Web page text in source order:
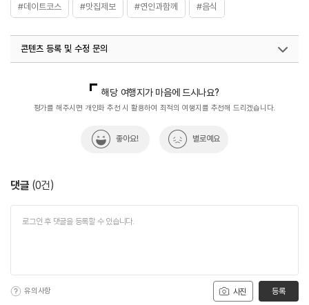
#데이트코스 #맛집제보 #연인과함께 #음식
콘텐츠 등록 및 수정 문의
해당 여행지가 마음에 드시나요?
평가를 해주시면 개인화 추천 시 활용하여 최적의 여행지를 추천해 드리겠습니다.
좋아요! 별로예요
댓글 (0건)
사진
유의사항 등록